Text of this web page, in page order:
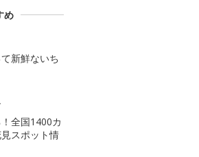
め
新鮮ないち
全国1400カ
スポット情